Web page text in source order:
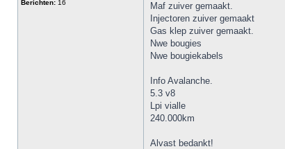
Berichten: 16
Maf zuiver gemaakt.
Injectoren zuiver gemaakt
Gas klep zuiver gemaakt.
Nwe bougies
Nwe bougiekabels
Info Avalanche.
5.3 v8
Lpi vialle
240.000km
Alvast bedankt!